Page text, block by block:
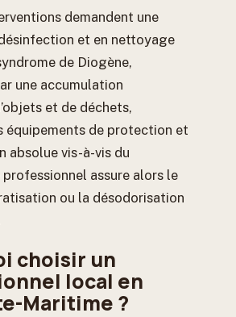
demandent une
et en nettoyage
de Diogène,
une accumulation
et de déchets,
équipements de protection et
absolue vis-à-vis du
assure alors le
ou la désodorisation
choisir un
local en
Maritime ?